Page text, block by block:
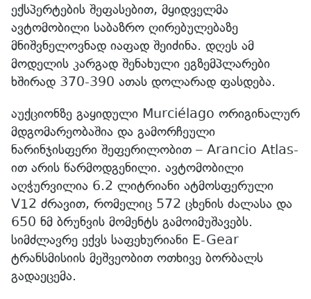
ექსპერტების შეფასებით, მყიდველმა
ავტომობილი საბაზრო ღირებულებაზე
მნიშვნელოვნად იაფად შეიძინა. დღეს ამ
მოდელის კარგად შენახული ეგზემპლარები
ხშირად 370-390 ათას დოლარად ფასდება.
აუქციონზე გაყიდული Murciélago ორიგინალურ
მდგომარეობაშია და გამორჩეული
ნარინჯისფერი შეფერილობით – Arancio Atlas-
ით არის წარმოდგენილი. ავტომობილი
აღჭურვილია 6.2 ლიტრიანი ატმოსფერული
V12 ძრავით, რომელიც 572 ცხენის ძალასა და
650 ნმ ბრუნვის მომენტს გამოიმუშავებს.
სიმძლავრე ექვს საფეხურიანი E-Gear
ტრანსმისიის მეშვეობით ოთხივე ბორბალს
გადაეცემა.